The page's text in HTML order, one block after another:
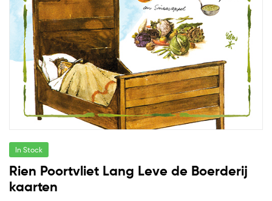
In Stock
Rien Poortvliet Lang Leve de Boerderij
kaarten